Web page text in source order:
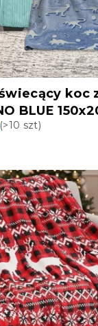
koc
BLUE
(>10 szt)